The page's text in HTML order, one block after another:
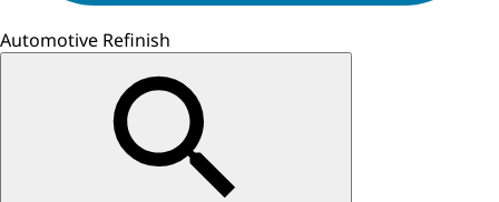
Automotive Refinish